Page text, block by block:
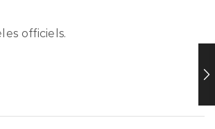
officiels.